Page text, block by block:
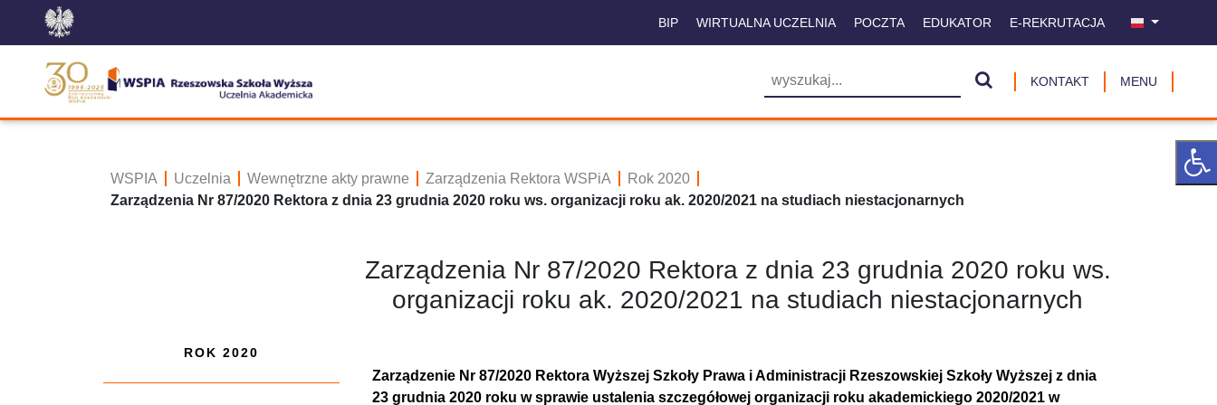
BIP WIRTUALNA UCZELNIA POCZTA EDUKATOR E-REKRUTACJA
KONTAKT MENU
WSPIA Uczelnia Wewnętrzne akty prawne Zarządzenia Rektora WSPiA
Rok 2020
Zarządzenia Nr 87/2020 Rektora z dnia 23 grudnia 2020 roku ws. organizacji roku ak. 2020/2021 na studiach niestacjonarnych
ROK 2020
Zarządzenia Nr 87/2020 Rektora z dnia 23 grudnia 2020 roku ws.
organizacji roku ak. 2020/2021 na studiach niestacjonarnych
Zarządzenie Nr 87/2020 Rektora Wyższej Szkoły Prawa i Administracji Rzeszowskiej Szkoły Wyższej z dnia
23 grudnia 2020 roku w sprawie ustalenia szczegółowej organizacji roku akademickiego 2020/2021 w